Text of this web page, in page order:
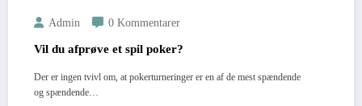
Admin 0 Kommentarer
Vil du afprøve et spil poker?
Der er ingen tvivl om, at pokerturneringer er en af de mest spændende
og spændende…